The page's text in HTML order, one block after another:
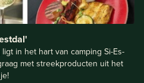
in het hart van camping Si-Es-
met streekproducten uit het